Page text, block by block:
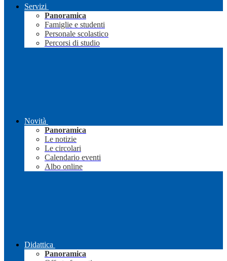
Servizi
Panoramica
Famiglie e studenti
Personale scolastico
Percorsi di studio
Novità
Panoramica
Le notizie
Le circolari
Calendario eventi
Albo online
Didattica
Panoramica